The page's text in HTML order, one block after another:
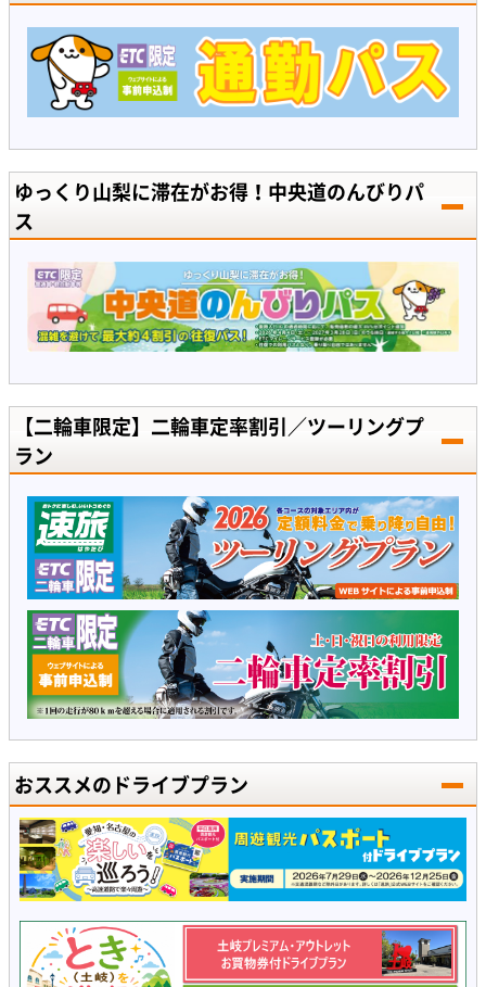
ゆっくり山梨に滞在がお得！中央道のんびりパ
ス
【二輪車限定】二輪車定率割引／ツーリングプ
ラン
おススメのドライブプラン